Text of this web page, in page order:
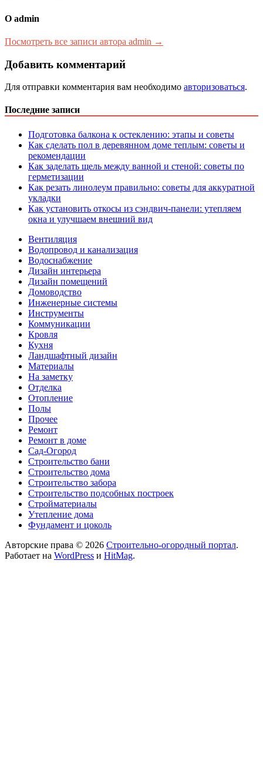
О admin
Посмотреть все записи автора admin →
Добавить комментарий
Для отправки комментария вам необходимо авторизоваться.
Последние записи
Подготовка балкона к остеклению: этапы и советы
Как сделать пол в деревянном доме теплым: советы и
рекомендации
Как заделать щель между ванной и стеной: советы по
герметизации
Как резать линолеум правильно: советы для аккуратной
укладки
Как установить откосы из сэндвич-панели: утепляем
окна и улучшаем внешний вид
Вентиляция
Водопровод и канализация
Водоснабжение
Дизайн интерьера
Дизайн помещений
Домоводство
Инженерные системы
Инструменты
Коммуникации
Кровля
Кухня
Ландшафтный дизайн
Материалы
На заметку
Отделка
Отопление
Полы
Прочее
Ремонт
Ремонт в доме
Сад-Огород
Строительство бани
Строительство дома
Строительство забора
Строительство подсобных построек
Стройматериалы
Утепление дома
Фундамент и цоколь
Авторские права © 2026 Строительно-огородный портал.
Работает на WordPress и HitMag.